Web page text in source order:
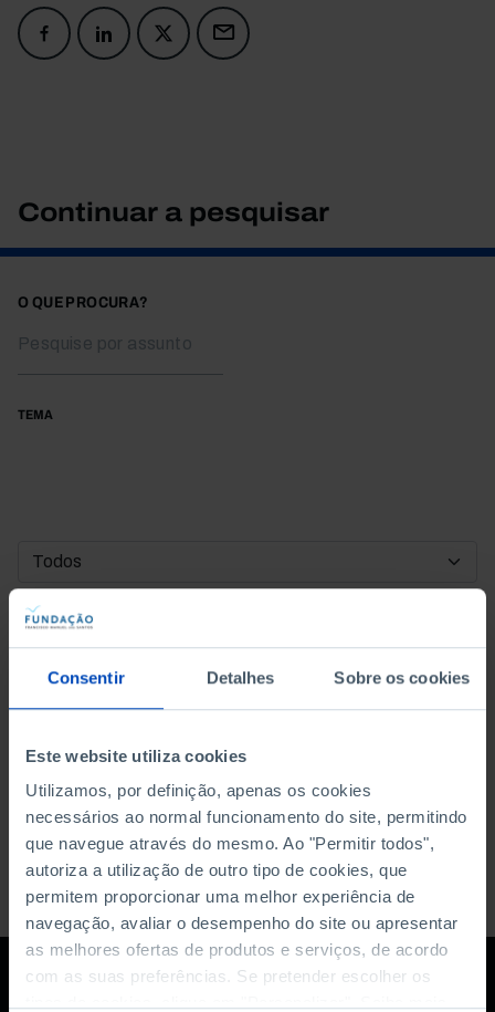
Consentir Detalhes Sobre os cookies
Este website utiliza cookies
Utilizamos, por definição, apenas os cookies
necessários ao normal funcionamento do site, permitindo
que navegue através do mesmo. Ao "Permitir todos",
autoriza a utilização de outro tipo de cookies, que
permitem proporcionar uma melhor experiência de
navegação, avaliar o desempenho do site ou apresentar
as melhores ofertas de produtos e serviços, de acordo
com as suas preferências. Se pretender escolher os
Continuar a pesquisar
O QUE PROCURA?
TEMA
DATA DE INÍCIO
DATA DE FIM